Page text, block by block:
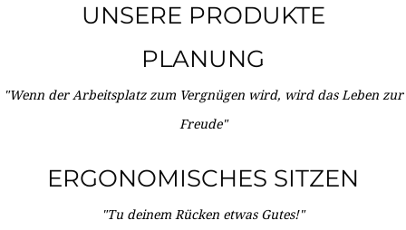
UNSERE PRODUKTE
PLANUNG
"Wenn der Arbeitsplatz zum Vergnügen wird, wird das Leben zur
Freude"
ERGONOMISCHES SITZEN
"Tu deinem Rücken etwas Gutes!"